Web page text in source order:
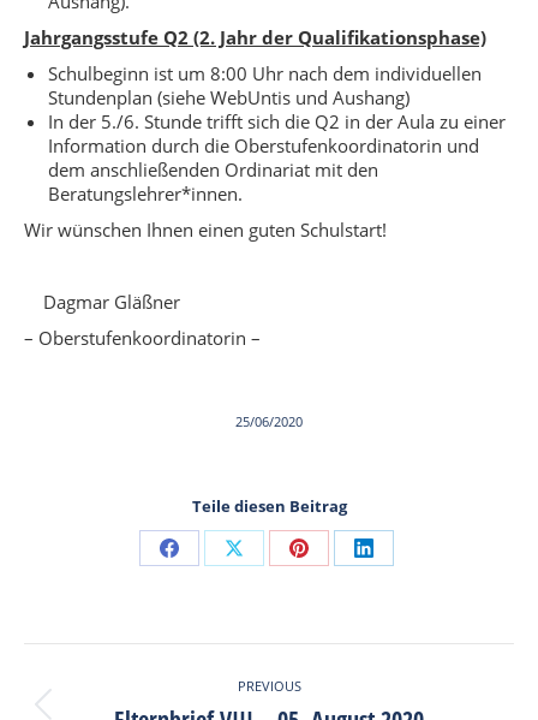
Jahrgangsstufe Q2 (2. Jahr der Qualifikationsphase)
Schulbeginn ist um 8:00 Uhr nach dem individuellen
Stundenplan (siehe WebUntis und Aushang)
In der 5./6. Stunde trifft sich die Q2 in der Aula zu einer
Information durch die Oberstufenkoordinatorin und
dem anschließenden Ordinariat mit den
Beratungslehrer*innen.
Wir wünschen Ihnen einen guten Schulstart!
Dagmar Gläßner
– Oberstufenkoordinatorin –
25/06/2020
Teile diesen Beitrag
Share
Facebook
Share
X
Share
Pinterest
Share
LinkedIn
PREVIOUS